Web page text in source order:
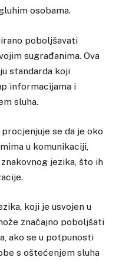
osobama.
poboljšavati
sugrađanima. Ova
standarda koji
informacijama i
sluha.
se da je oko
u komunikaciji,
jezika, što ih
koji je usvojen u
značajno poboljšati
ako se u potpunosti
s oštećenjem sluha